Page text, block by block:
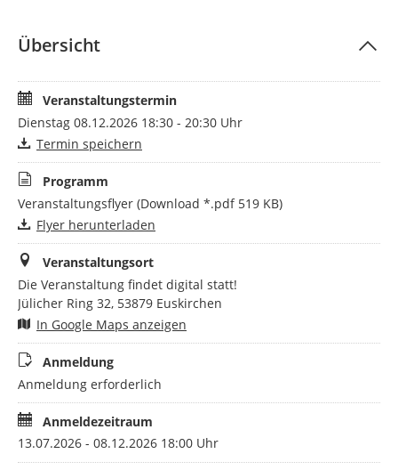
Blankenheim, Dahlem,
Schleiden und Bad Münstereifel und des Kreises
Euskirchen.
Übersicht
Veranstaltungstermin
Dienstag 08.12.2026 18:30 - 20:30 Uhr
Termin speichern
Programm
Veranstaltungsflyer (Download *.pdf 519 KB)
Flyer herunterladen
Veranstaltungsort
Die Veranstaltung findet digital statt!
Jülicher Ring 32, 53879 Euskirchen
In Google Maps anzeigen
Anmeldung
Anmeldung erforderlich
Anmeldezeitraum
13.07.2026 - 08.12.2026 18:00 Uhr